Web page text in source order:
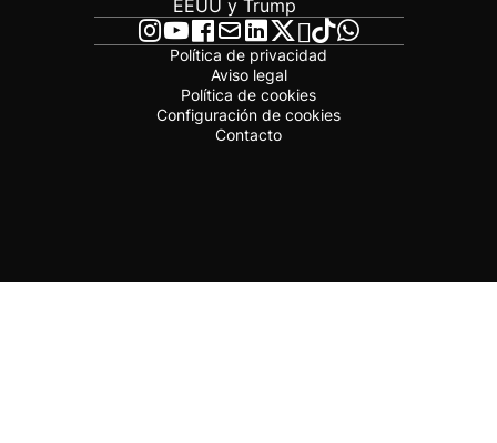
EEUU y Trump
Política de privacidad
Aviso legal
Política de cookies
Configuración de cookies
Contacto